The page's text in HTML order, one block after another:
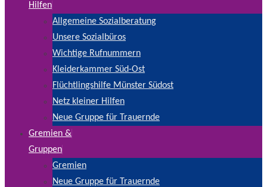
Hilfen
Allgemeine Sozialberatung
Unsere Sozialbüros
Wichtige Rufnummern
Kleiderkammer Süd-Ost
Flüchtlingshilfe Münster Südost
Netz kleiner Hilfen
Neue Gruppe für Trauernde
Gremien &
Gruppen
Gremien
Neue Gruppe für Trauernde